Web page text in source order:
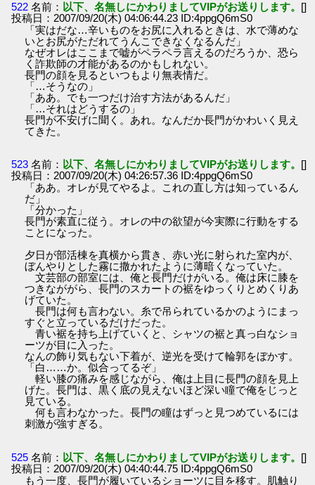
522 名前： 以下、名無しにかわりましてVIPがお送りします。 []
投稿日：2007/09/20(木) 04:06:44.23 ID:4ppgQ6mS0
「実はだな…辛いものをお尻に入れるときは、水で薄めな
いとお尻がただれてうんこできなくなるんだ」
なぜオレはここまで嘘がペラペラ言えるのだろうか、恐ら
く詐欺師の才能があるのかもしれない。
長門の顔を見るといつもより無表情だ。
「…そうなの」
「ああ。でも一つだけ治す方法があるんだ」
「…それはどうするの」
長門が不安げに聞く。あれ。なんだか長門がかわいく見え
てきた。
523 名前： 以下、名無しにかわりましてVIPがお送りします。 []
投稿日：2007/09/20(木) 04:26:57.36 ID:4ppgQ6mS0
「ああ。オレが見てやるよ。これの直し方は知っているん
だ」
「分かった」
長門が素直に従う。オレの中の欲望が今実際に行動をする
ことになった。
夕日が部活棟を真横から貫き、赤い光に射られた室内が、
ぼんやりとした霧に撒かれたように薄暗くなっていた。
文芸部の部室には、俺と長門だけがいる。俺は床に膝を
つきなががら、長門のスカートの裾をゆっくりとめくりあ
げていた。
長門は何も言わない。糸で吊られているかのようにまっ
すぐと立っているだけだった。
青い裾を持ち上げていくと、シャツの裾と真っ白なショ
ーツが目に入った。
なんの飾り気もない下着が、逆光を受けて輪郭をぼかす。
「白……か。似合ってるぞ」
軽い膝の痛みを感じながら、俺は上目に長門の顔を見上
げた。長門は、黒く底の見えないほど深い瞳で俺をじっと
見ている。
何も言わなかった。長門の瞳はずっと見つめているには
刺激が強すぎる。
525 名前： 以下、名無しにかわりましてVIPがお送りします。 []
投稿日：2007/09/20(木) 04:40:44.75 ID:4ppgQ6mS0
もう一度、長門が履いているショーツに目を移す。肌触り